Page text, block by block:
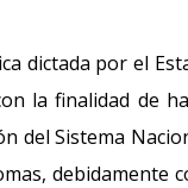
dictada por el
la finalidad de
del Sistema
debidamente